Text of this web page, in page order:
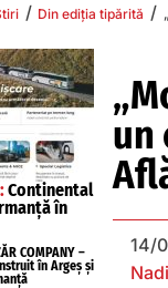
/ Din ediția tipărită /
Continental
în
COMPANY –
în Argeș și
un
14/